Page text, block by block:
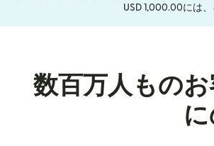
USD 1,000.00には
数百万人もの